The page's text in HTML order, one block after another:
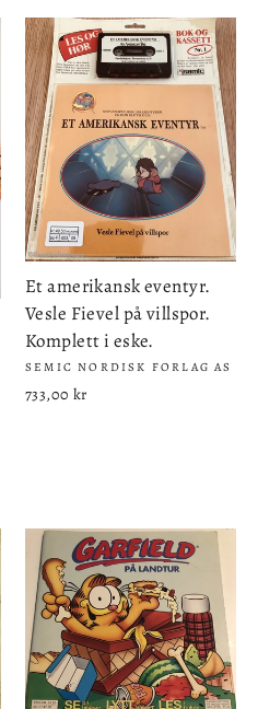
Et amerikansk eventyr.
Vesle Fievel på villspor.
Komplett i eske.
SEMIC NORDISK FORLAG AS
733,00 kr